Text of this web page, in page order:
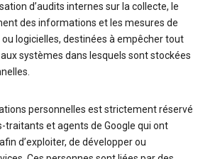
d’audits internes sur la collecte, le
des informations et les mesures de
logicielles, destinées à empêcher tout
systèmes dans lesquels sont stockées
personnelles est strictement réservé
traitants et agents de Google qui ont
d’exploiter, de développer ou